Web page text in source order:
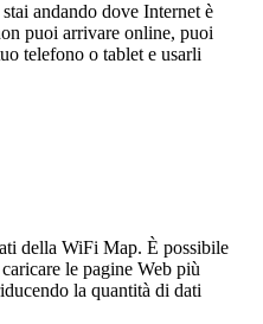
andando dove Internet è
puoi arrivare online, puoi
telefono o tablet e usarli
della WiFi Map. È possibile
le pagine Web più
la quantità di dati